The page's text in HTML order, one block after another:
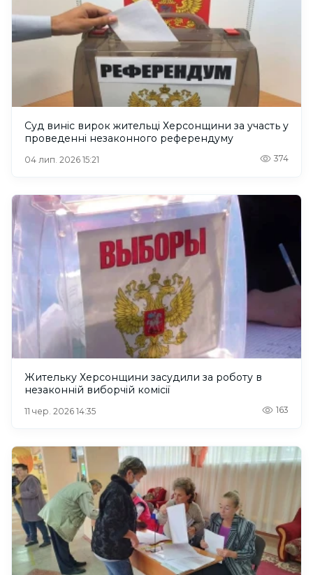
Суд виніс вирок жительці Херсонщини за участь у
проведенні незаконного референдуму
04 лип. 2026 15:21 374
Жительку Херсонщини засудили за роботу в
незаконній виборчій комісії
11 чер. 2026 14:35 163